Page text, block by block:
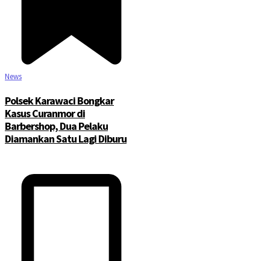
News
Polsek Karawaci Bongkar
Kasus Curanmor di
Barbershop, Dua Pelaku
Diamankan Satu Lagi Diburu